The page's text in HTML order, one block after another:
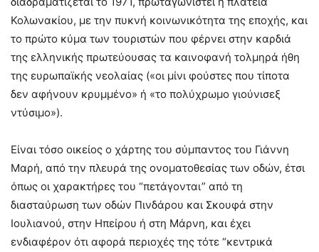
Κολωνακίου, με την πυκνή κοινωνικότητα της εποχής, και
το πρώτο κύμα των τουριστών που φέρνει στην καρδιά
της ελληνικής πρωτεύουσας τα καινοφανή τολμηρά ήθη
της ευρωπαϊκής νεολαίας («οι μίνι φούστες που τίποτα
δεν αφήνουν κρυμμένο» ή «το πολύχρωμο γιούνισεξ
ντύσιμο»).
Είναι τόσο οικείος ο χάρτης του σύμπαντος του Γιάννη
Μαρή, από την πλευρά της ονοματοθεσίας των οδών, έτσι
όπως οι χαρακτήρες του “πετάγονται” από τη
διασταύρωση των οδών Πινδάρου και Σκουφά στην
Ιουλιανού, στην Ηπείρου ή στη Μάρνη, και έχει
ενδιαφέρον ότι αφορά περιοχές της τότε “κεντρικά